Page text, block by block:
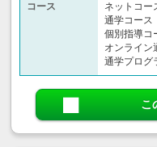
コース
ネットコー
通学コース
個別指導コ
オンライン
通学プログ
こ